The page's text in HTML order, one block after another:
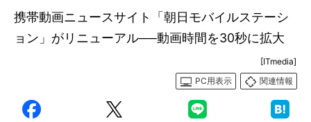
携帯動画ニュースサイト「朝日モバイルステーシ
ョン」がリニューアル──動画時間を30秒に拡大
[ITmedia]
PC用表示
関連情報